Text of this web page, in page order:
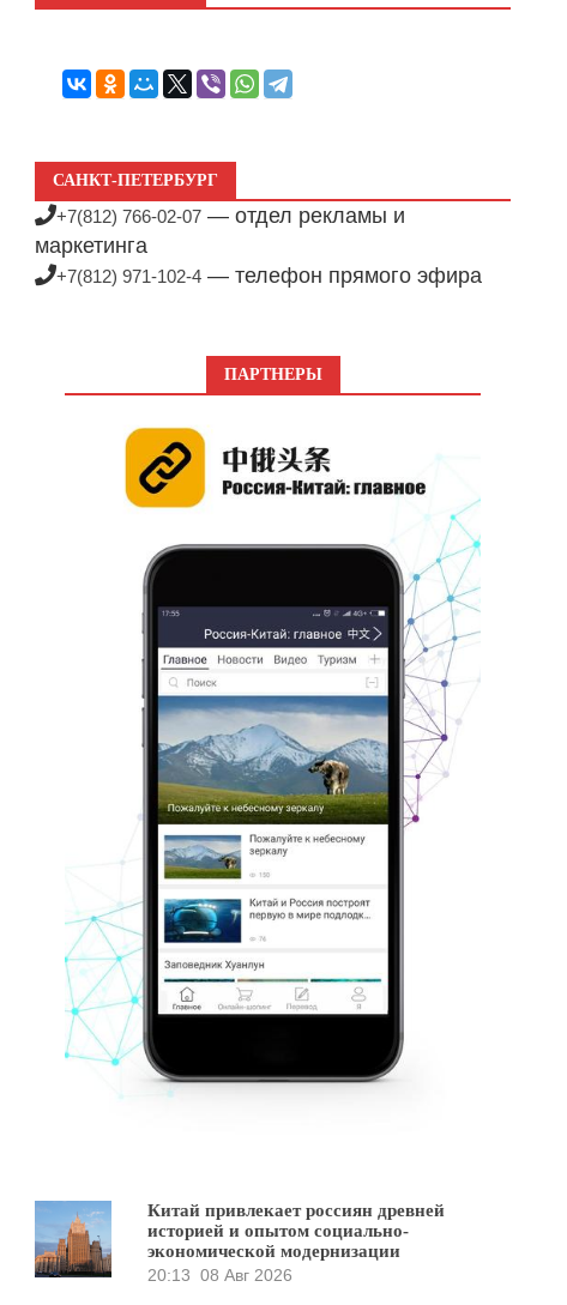
САНКТ-ПЕТЕРБУРГ
+7(812) 766-02-07 — отдел рекламы и
маркетинга
+7(812) 971-102-4 — телефон прямого эфира
ПАРТНЕРЫ
Китай привлекает россиян древней
историей и опытом социально-
экономической модернизации
20:13 08 Авг 2026